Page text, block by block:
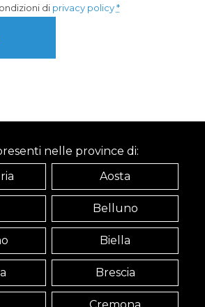
di privacy policy *
nelle province di:
Aosta
Belluno
Biella
Brescia